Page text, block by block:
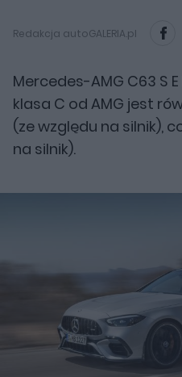
Redakcja autoGALERIA.pl
Mercedes-AMG C63 S
klasa C od AMG jest
(ze względu na silnik),
na silnik).